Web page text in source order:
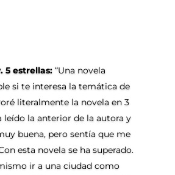
5 estrellas: “Una novela
si te interesa la temática de
literalmente la novela en 3
leído la anterior de la autora y
buena, pero sentía que me
esta novela se ha superado.
ir a una ciudad como